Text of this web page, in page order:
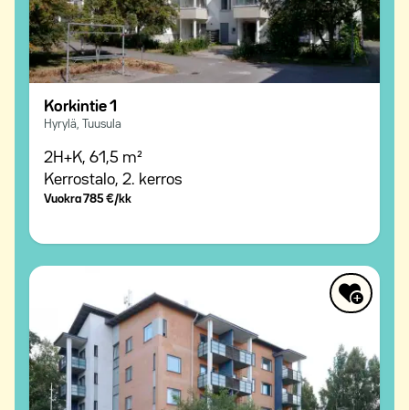
Korkintie 1
Hyrylä, Tuusula
2H+K, 61,5 m²
Kerrostalo, 2. kerros
Vuokra785 €/kk